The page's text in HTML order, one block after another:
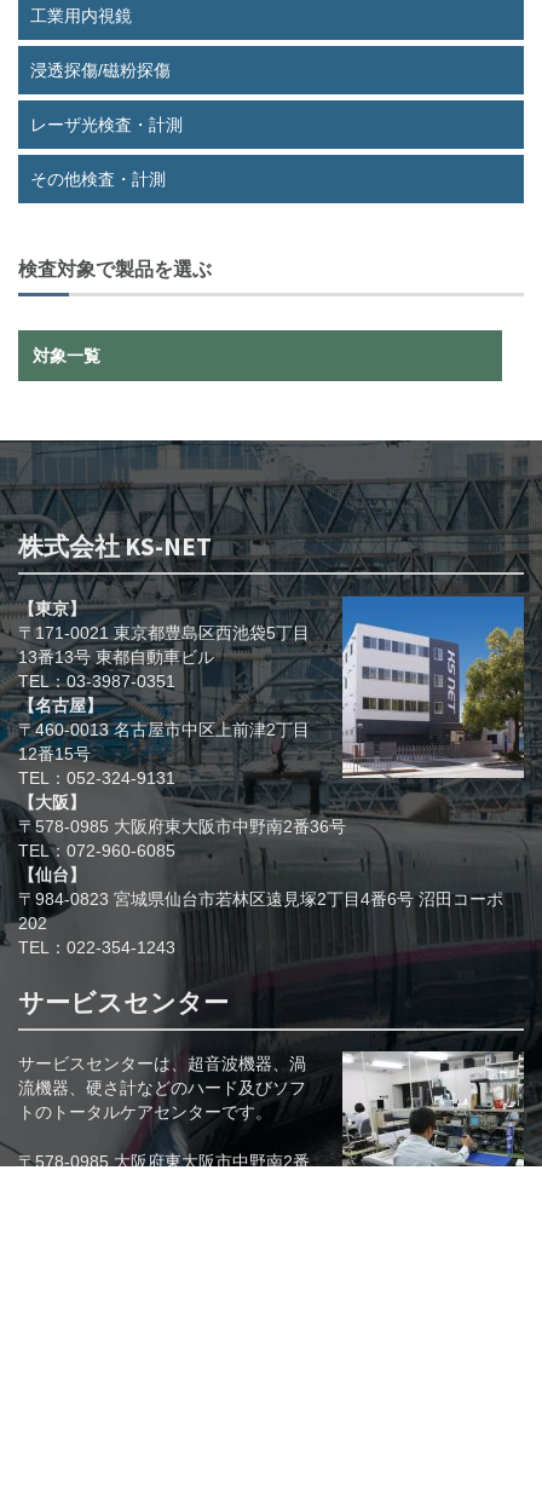
工業用内視鏡
浸透探傷/磁粉探傷
レーザ光検査・計測
その他検査・計測
検査対象で製品を選ぶ
対象一覧
株式会社 KS-NET
【東京】
〒171-0021 東京都豊島区西池袋5丁目
13番13号 東都自動車ビル
TEL：03-3987-0351
【名古屋】
〒460-0013 名古屋市中区上前津2丁目
12番15号
TEL：052-324-9131
【大阪】
〒578-0985 大阪府東大阪市中野南2番36号
TEL：072-960-6085
【仙台】
〒984-0823 宮城県仙台市若林区遠見塚2丁目4番6号 沼田コーポ
202
TEL：022-354-1243
サービスセンター
サービスセンターは、超音波機器、渦
流機器、硬さ計などのハード及びソフ
トのトータルケアセンターです。
〒578-0985 大阪府東大阪市中野南2番